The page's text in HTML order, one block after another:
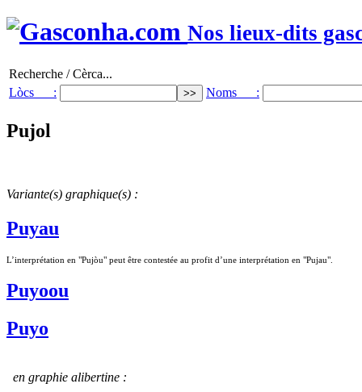
Nos lieux-dits
Recherche / Cèrca...
Lòcs :
Noms :
Pujol
Variante(s) graphique(s) :
Puyau
L’interprétation en "Pujòu" peut être contestée au profit d’une interprétation en "Pujau".
Puyoou
Puyo
en graphie alibertine :